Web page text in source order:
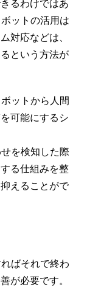
るわけではあ
ットの活用は
対応などは、
という方法が
ットから人間
可能にするシ
を検知した際
る仕組みを整
えることがで
ばそれで終わ
が必要です。